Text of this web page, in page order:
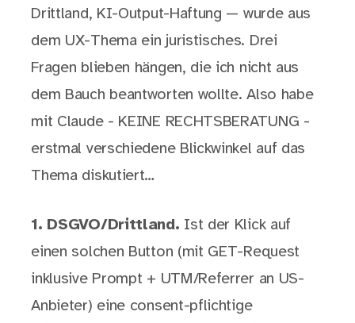
Drittland, KI-Output-Haftung — wurde aus
dem UX-Thema ein juristisches. Drei
Fragen blieben hängen, die ich nicht aus
dem Bauch beantworten wollte. Also habe
mit Claude - KEINE RECHTSBERATUNG -
erstmal verschiedene Blickwinkel auf das
Thema diskutiert…
1. DSGVO/Drittland. Ist der Klick auf
einen solchen Button (mit GET-Request
inklusive Prompt + UTM/Referrer an US-
Anbieter) eine consent-pflichtige